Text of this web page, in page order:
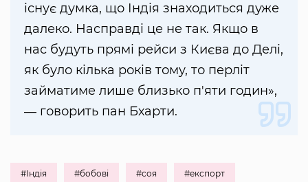
існує думка, що Індія знаходиться дуже
далеко. Насправді це не так. Якщо в
нас будуть прямі рейси з Києва до Делі,
як було кілька років тому, то перліт
займатиме лише близько п'яти годин»,
― говорить пан Бхарти.
#Індія #бобові #соя #експорт